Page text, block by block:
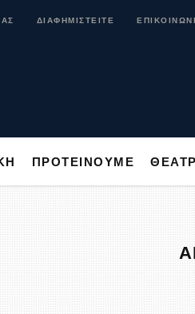
ΔΙΑΦΗΜΙΣΤΕΙΤΕ
ΠΡΟΤΕΙΝΟΥΜΕ
ΠΡΟΤΕΙΝΟΥΜΕ